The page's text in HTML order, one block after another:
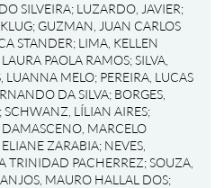
SILVEIRA; LUZARDO, JAVIER;
; GUZMAN, JUAN CARLOS
STANDER; LIMA, KELLEN
LAURA PAOLA RAMOS;SILVA,
LUANNA MELO; PEREIRA, LUCAS
DA SILVA; BORGES,
;SCHWANZ, LÍLIAN AIRES;
DAMASCENO, MARCELO
ZARABIA; NEVES,
TRINIDAD PACHERREZ;SOUZA,
ANJOS, MAURO HALLAL DOS;